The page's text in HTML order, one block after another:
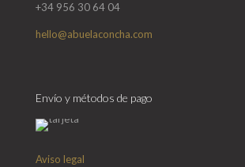
+34 956 30 64 04
hello@abuelaconcha.com
Envío y métodos de pago
Aviso legal